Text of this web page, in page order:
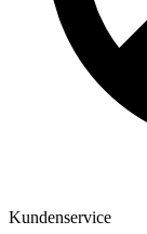
Kundenservice